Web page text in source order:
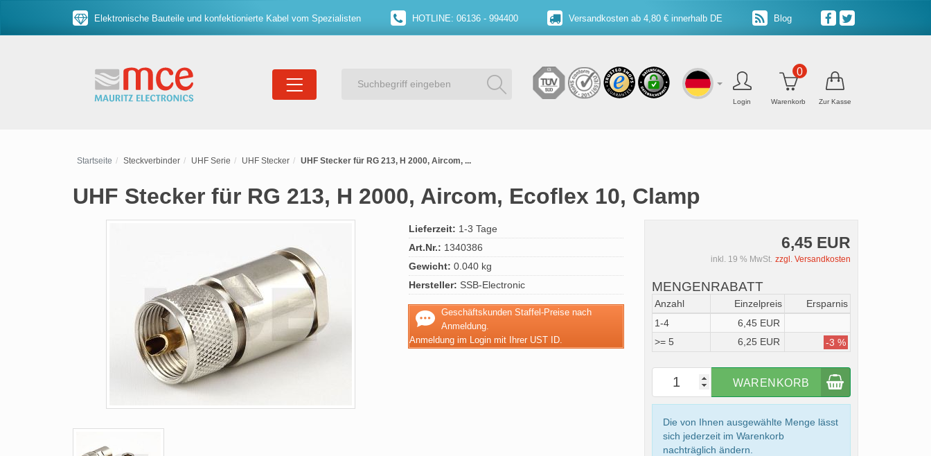
Elektronische Bauteile und konfektionierte Kabel vom Spezialisten HOTLINE: 06136 - 994400 Versandkosten ab 4,80 € innerhalb DE Blog
Login Warenkorb
0
Zur Kasse
Startseite Steckverbinder UHF Serie UHF Stecker UHF Stecker für RG 213, H 2000, Aircom, ...
UHF Stecker für RG 213, H 2000, Aircom, Ecoflex 10, Clamp
Lieferzeit: 1-3 Tage
Art.Nr.: 1340386
Gewicht: 0.040 kg
Hersteller: SSB-Electronic
Geschäftskunden Staffel-Preise nach
Anmeldung.
Anmeldung im Login mit Ihrer UST ID.
6,45 EUR
inkl. 19 % MwSt. zzgl. Versandkosten
MENGENRABATT
Anzahl Einzelpreis
Ersparnis
1-4
6,45 EUR
>= 5
6,25 EUR -3 %
WARENKORB
Die von Ihnen ausgewählte Menge lässt
sich jederzeit im Warenkorb
nachträglich ändern.